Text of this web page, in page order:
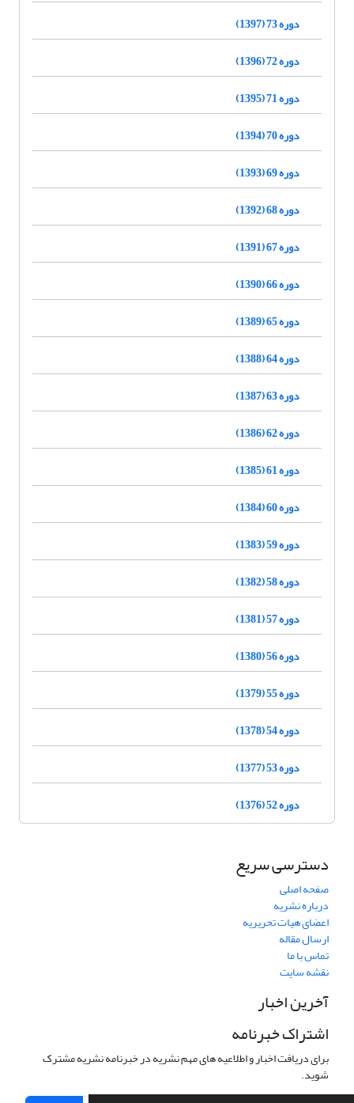
دوره 73 (1397)
دوره 72 (1396)
دوره 71 (1395)
دوره 70 (1394)
دوره 69 (1393)
دوره 68 (1392)
دوره 67 (1391)
دوره 66 (1390)
دوره 65 (1389)
دوره 64 (1388)
دوره 63 (1387)
دوره 62 (1386)
دوره 61 (1385)
دوره 60 (1384)
دوره 59 (1383)
دوره 58 (1382)
دوره 57 (1381)
دوره 56 (1380)
دوره 55 (1379)
دوره 54 (1378)
دوره 53 (1377)
دوره 52 (1376)
دسترسی سریع
صفحه اصلی
درباره نشریه
اعضای هیات تحریریه
ارسال مقاله
تماس با ما
نقشه سایت
آخرین اخبار
اشتراک خبرنامه
برای دریافت اخبار و اطلاعیه های مهم نشریه در خبرنامه نشریه مشترک
شوید.